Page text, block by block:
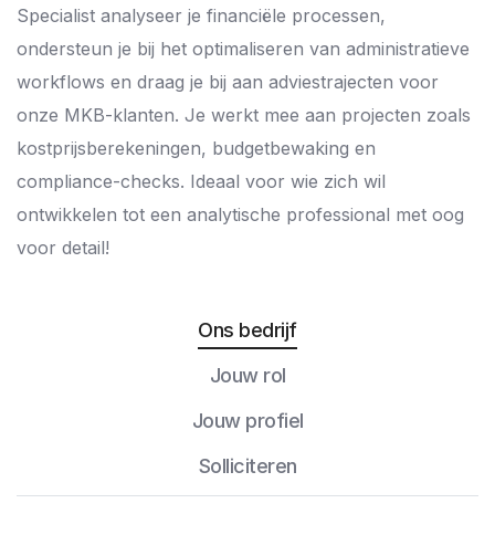
Specialist analyseer je financiële processen,
ondersteun je bij het optimaliseren van administratieve
workflows en draag je bij aan adviestrajecten voor
onze MKB-klanten. Je werkt mee aan projecten zoals
kostprijsberekeningen, budgetbewaking en
compliance-checks. Ideaal voor wie zich wil
ontwikkelen tot een analytische professional met oog
voor detail!
Ons bedrijf
Jouw rol
Jouw profiel
Solliciteren